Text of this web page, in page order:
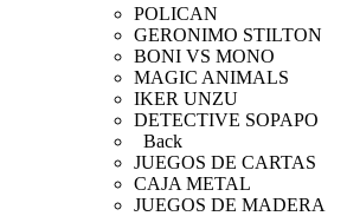
POLICAN
GERONIMO STILTON
BONI VS MONO
MAGIC ANIMALS
IKER UNZU
DETECTIVE SOPAPO
Back
JUEGOS DE CARTAS
CAJA METAL
JUEGOS DE MADERA